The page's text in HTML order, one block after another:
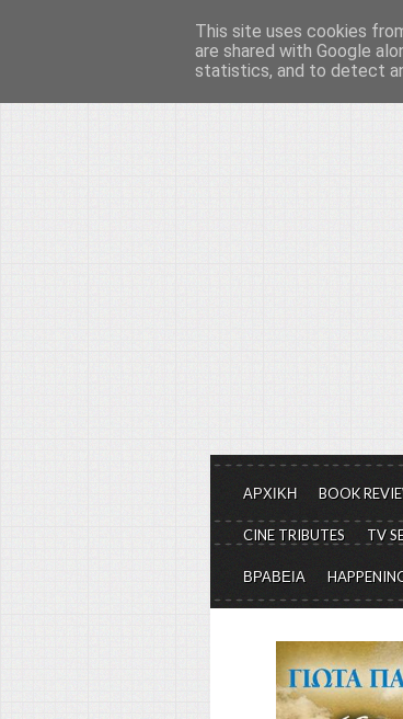
Το μεγαλείο
Είμαστε πάντα εδώ για
ΑΡΧΙΚΗ BOOK
CINE TRIBUTES TV
ΒΡΑΒΕΙΑ
This site uses cookies
are shared with Google
statistics, and to detect